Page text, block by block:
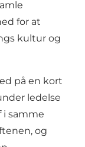
for at
kultur og
på en kort
ledelse
i samme
og